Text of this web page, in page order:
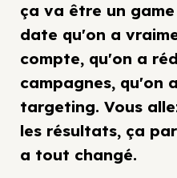
ça va être un
date qu'on a
compte, qu'on a
campagnes, qu'on
targeting. Vous
les résultats, ça
a tout changé.